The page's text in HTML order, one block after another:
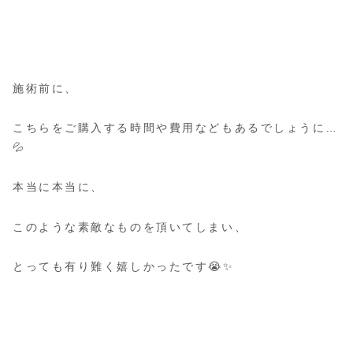
施術前に、
こちらをご購入する時間や費用などもあるでしょうに…
💦
本当に本当に、
このような素敵なものを頂いてしまい、
とっても有り難く嬉しかったです😭✨